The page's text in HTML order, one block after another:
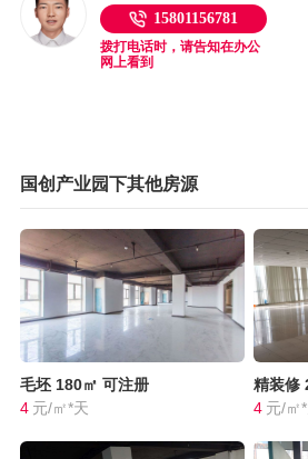
15801156781
拨打电话时，请告知在办公
网上看到
国创产业园下其他房源
毛坯 180㎡ 可注册
4 元/㎡*天
精装修
4 元/㎡